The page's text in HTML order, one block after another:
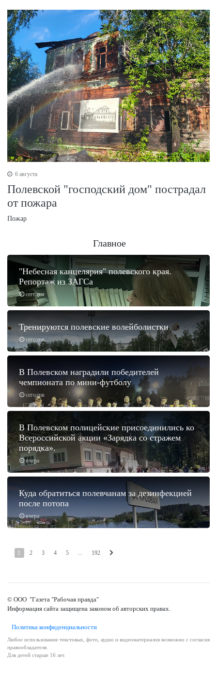
6 августа
Полевской "господский дом" пострадал
от пожара
Пожар
Главное
сегодня
"Небесная канцелярия" полевского края.
Репортаж из ЗАГСа
сегодня
Тренируются полевские волейболистки
сегодня
В Полевском наградили победителей
чемпионата по мини-футболу
вчера
В Полевском полицейские присоединились ко
Всероссийской акции «Зарядка со стражем
порядка».
вчера
Куда обратиться полевчанам за дезинфекцией
после потопа
1 2 3 4 5 ... 192
© ООО "Газета "Рабочая правда"
Информация сайта защищена законом об авторских правах.
Политика конфиденциальности
Любое использование текстовых, фото, аудио и видеоматериалов возможно с согласия
правообладателя.
Для детей старше 16 лет.